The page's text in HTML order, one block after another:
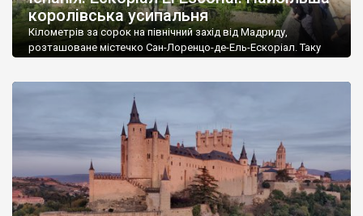
королівська усипальня
Кілометрів за сорок на північний захід від Мадриду,
розташоване містечко Сан-Лоренцо-де-Ель-Ескоріал. Таку
монастиря, який виконував функції королівської резиденції
та усипальні. Можна сказати, що це вагома історико-
культурна і туристична локація для всієї Іспанії та ще й об’єкт
Всесвітньої спадщини ЮНЕСКО. Якщо чесно, […]